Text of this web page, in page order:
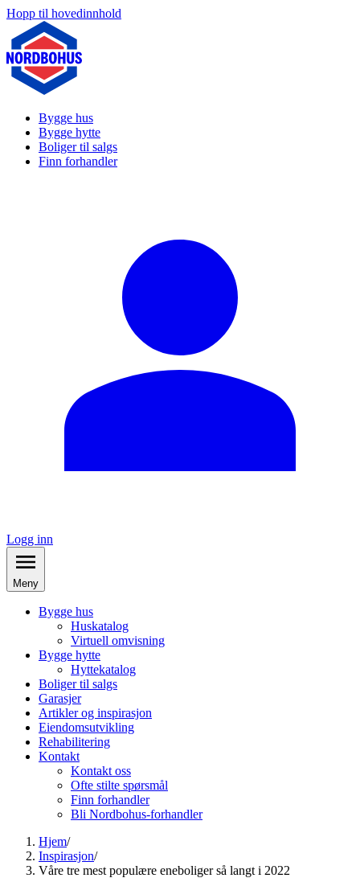
Hopp til hovedinnhold
Bygge hus
Bygge hytte
Boliger til salgs
Finn forhandler
Logg inn
Meny
Bygge hus
Huskatalog
Virtuell omvisning
Bygge hytte
Hyttekatalog
Boliger til salgs
Garasjer
Artikler og inspirasjon
Eiendomsutvikling
Rehabilitering
Kontakt
Kontakt oss
Ofte stilte spørsmål
Finn forhandler
Bli Nordbohus-forhandler
Hjem/
Inspirasjon/
Våre tre mest populære eneboliger så langt i 2022